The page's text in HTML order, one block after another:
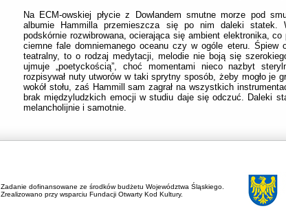
Na ECM-owskiej płycie z Dowlandem smutne morze pod
albumie Hammilla przemieszcza się po nim daleki statek.
podskórnie rozwibrowana, ocierająca się ambient elektronika,
ciemne fale domniemanego oceanu czy w ogóle eteru. Śpiew
teatralny, to o rodzaj medytacji, melodie nie boją się
ujmuje „poetyckością”, choć momentami nieco nazbyt
rozpisywał nuty utworów w taki sprytny sposób, żeby mogło je
wokół stołu, zaś Hammill sam zagrał na wszystkich
brak międzyludzkich emocji w studiu daje się odczuć. Daleki
melancholijnie i samotnie.
Zadanie dofinansowane ze środków budżetu Województwa Śląskiego.
Zrealizowano przy wsparciu Fundacji Otwarty Kod Kultury.